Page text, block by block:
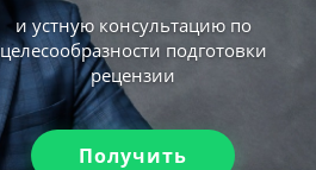
и устную консультацию по
целесообразности подготовки
рецензии
Получить